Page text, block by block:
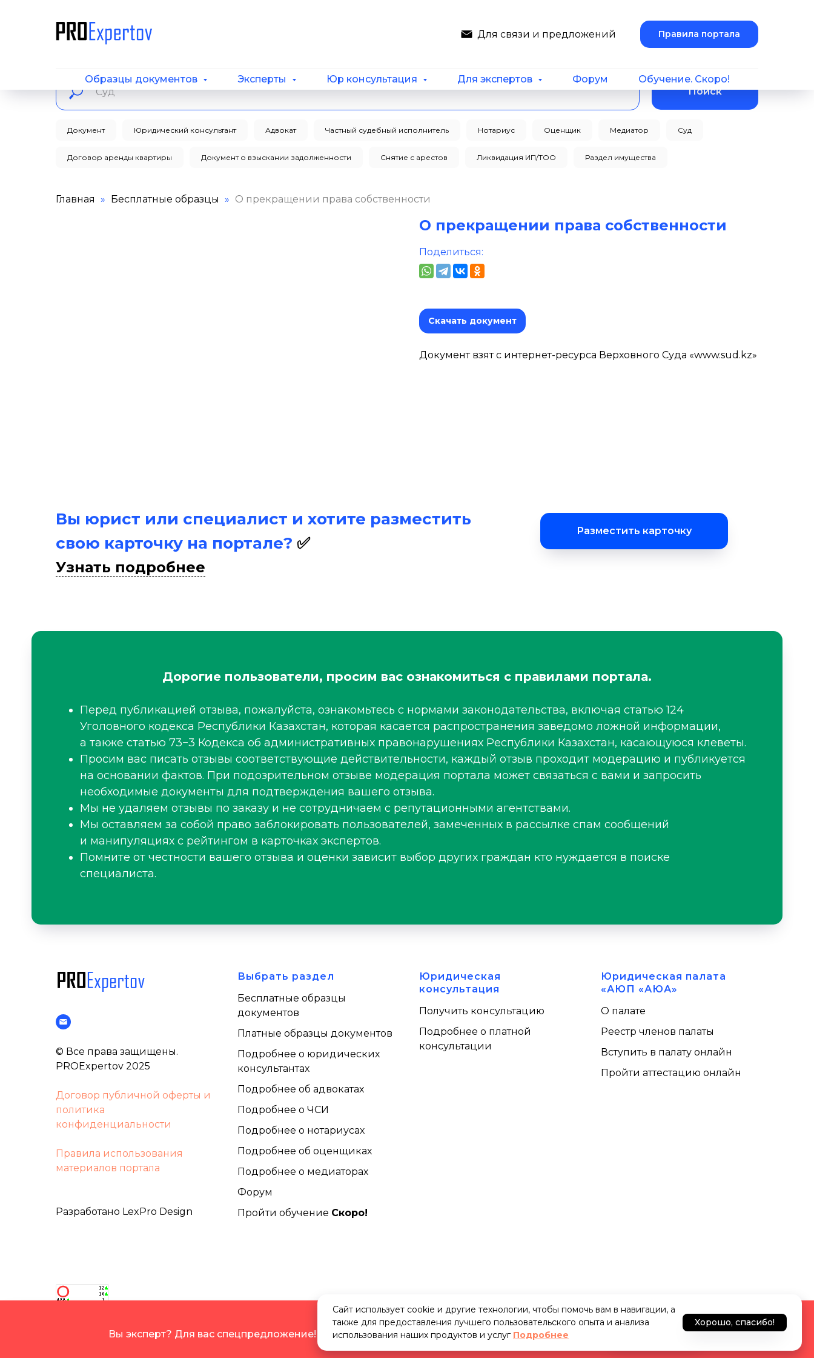
Для связи и предложений Правила портала
Образцы документов Эксперты Юр консультация Для экспертов Форум
Обучение. Скоро!
Поиск
Документ Юридический консультант Адвокат Частный судебный исполнитель Нотариус Оценщик Медиатор Суд
Договор аренды квартиры Документ о взыскании задолженности Снятие с арестов Ликвидация ИП/ТОО Раздел имущества
Главная Бесплатные образцы О прекращении права собственности
О прекращении права собственности
Поделиться:
Скачать документ
Документ взят с интернет-ресурса Верховного Суда «www.sud.kz»
Вы эксперт? Для вас спецпредложение! Бесплатноеразмещение личной карточки на портале Узнать подробнее
Сайт использует cookie и другие технологии, чтобы помочь вам в навигации, а
также для предоставления лучшего пользовательского опыта и анализа
использования наших продуктов и услуг Подробнее
Хорошо, спасибо!
Вы юрист или специалист и хотите разместить
свою карточку на портале? ✅
Разместить карточку
Узнать подробнее
Дорогие пользователи, просим вас ознакомиться с правилами портала.
Перед публикацией отзыва, пожалуйста, ознакомьтесь с нормами законодательства, включая статью 124
Уголовного кодекса Республики Казахстан, которая касается распространения заведомо ложной информации,
а также статью 73−3 Кодекса об административных правонарушениях Республики Казахстан, касающуюся клеветы.
Просим вас писать отзывы соответствующие действительности, каждый отзыв проходит модерацию и публикуется
на основании фактов. При подозрительном отзыве модерация портала может связаться с вами и запросить
необходимые документы для подтверждения вашего отзыва.
Мы не удаляем отзывы по заказу и не сотрудничаем с репутационными агентствами.
Мы оставляем за собой право заблокировать пользователей, замеченных в рассылке спам сообщений
и манипуляциях с рейтингом в карточках экспертов.
Помните от честности вашего отзыва и оценки зависит выбор других граждан кто нуждается в поиске
специалиста.
© Все права защищены.
PROExpertov 2025
Договор публичной оферты и
политика
конфиденциальности
Правила использования
материалов портала
Разработано LexPro Design
Выбрать раздел
Бесплатные образцы
документов
Платные образцы документов
Подробнее о юридических
консультантах
Подробнее об адвокатах
Подробнее о ЧСИ
Подробнее о нотариусах
Подробнее об оценщиках
Подробнее о медиаторах
Форум
Пройти обучение Скоро!
Юридическая
консультация
Получить консультацию
Подробнее о платной
консультации
Юридическая палата
«АЮП «АЮА»
О палате
Реестр членов палаты
Вступить в палату онлайн
Пройти аттестацию онлайн